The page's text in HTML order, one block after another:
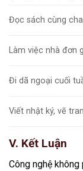
Đọc sách cùng
Làm việc nhà đơn
Đi dã ngoại cuối
Viết nhật ký, vẽ
V. Kết Luận
Công nghệ